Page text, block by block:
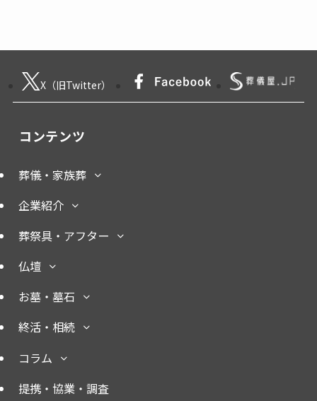
X（旧Twitter）
コンテンツ
葬儀・家族葬
企業紹介
葬祭具・アフター
仏壇
お墓・墓石
終活・相続
コラム
提携・協業・調査